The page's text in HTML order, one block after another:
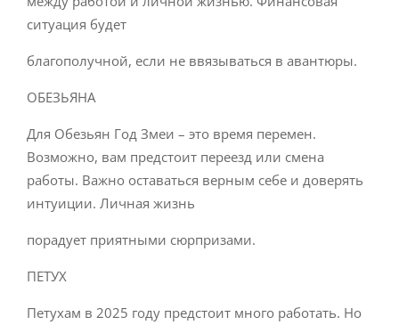
ситуация будет
благополучной, если не ввязываться в авантюры.
ОБЕЗЬЯНА
Для Обезьян Год Змеи – это время перемен.
Возможно, вам предстоит переезд или смена
работы. Важно оставаться верным себе и доверять
интуиции. Личная жизнь
порадует приятными сюрпризами.
ПЕТУХ
Петухам в 2025 году предстоит много работать. Но